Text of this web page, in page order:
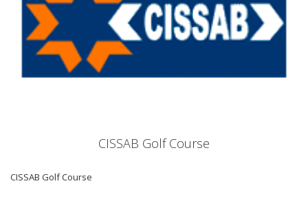
CISSAB Golf Course
CISSAB Golf Course